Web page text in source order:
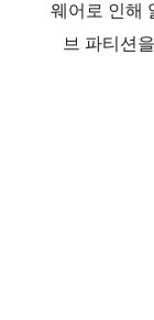
웨어로 인해
브 파티션